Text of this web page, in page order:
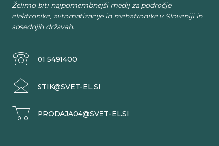
Želimo biti najpomembnejši medij za področje
elektronike, avtomatizacije in mehatronike v Sloveniji in
sosednjih državah.
01 5491400
STIK@SVET-EL.SI
PRODAJA04@SVET-EL.SI